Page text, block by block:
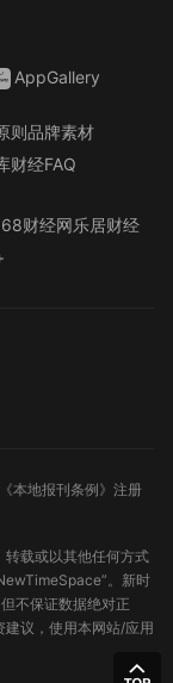
AppGallery
则品牌素材
财经FAQ
财经网乐居财经
本地报刊条例》注册
转载或以其他任何方式
。新时
不保证数据绝对正
议，使用本网站/应用